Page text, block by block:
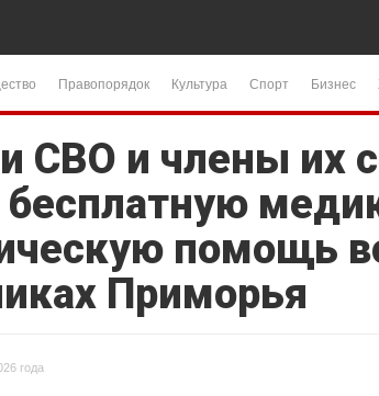
Правопорядок Культура Спорт Бизнес
СВО и члены их
бесплатную
помощь
Приморья
года